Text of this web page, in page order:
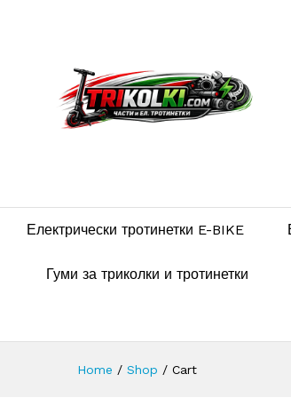
Електрически тротинетки E-BIKE
Гуми за триколки и тротинетки
Home / Shop / Cart